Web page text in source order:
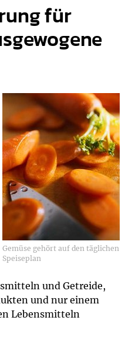
für
Gemüse gehört auf den täglichen
Speiseplan
und Getreide,
und nur einem
Lebensmitteln